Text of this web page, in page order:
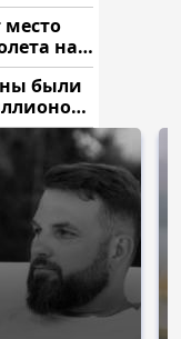
место
на
были